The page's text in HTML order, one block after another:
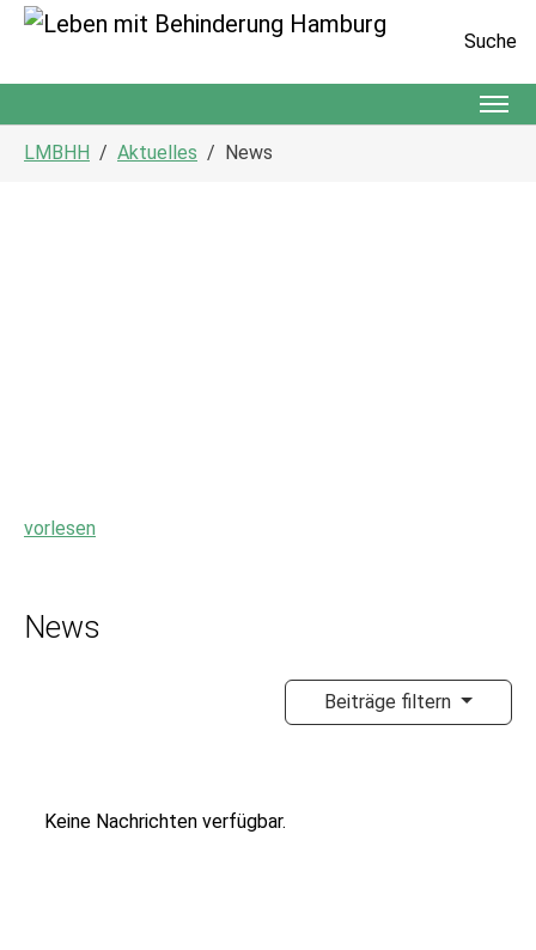
Suche
LMBHH Aktuelles News
vorlesen
News
Beiträge filtern
Keine Nachrichten verfügbar.